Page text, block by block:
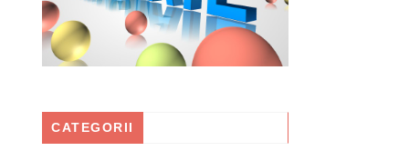
CATEGORII